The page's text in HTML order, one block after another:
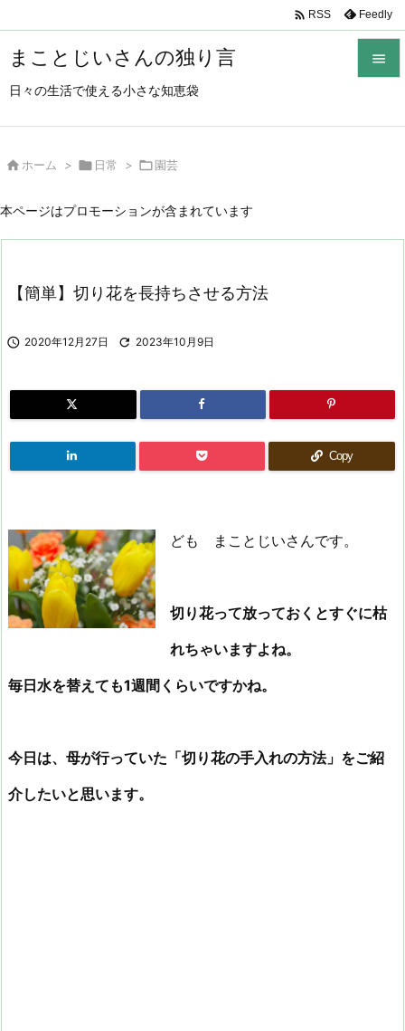
まことじいさんの独り言
日々の生活で使える小さな知恵袋


 RSS Feedly
 ホーム >  日常 > 園芸
本ページはプロモーションが含まれています
【簡単】切り花を長持ちさせる方法
 2020年12月27日  2023年10月9日
Copy
ども まことじいさんです。
切り花って放っておくとすぐに枯
れちゃいますよね。
毎日水を替えても1週間くらいですかね。
今日は、母が行っていた「切り花の手入れの方法」をご紹
介したいと思います。